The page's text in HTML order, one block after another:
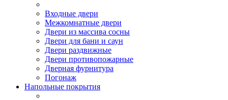
Входные двери
Межкомнатные двери
Двери из массива сосны
Двери для бани и саун
Двери раздвижные
Двери противопожарные
Дверная фурнитура
Погонаж
Напольные покрытия